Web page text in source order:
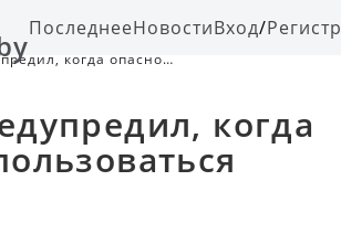
ПоследнееНовостиВход/
когда опасно
когда